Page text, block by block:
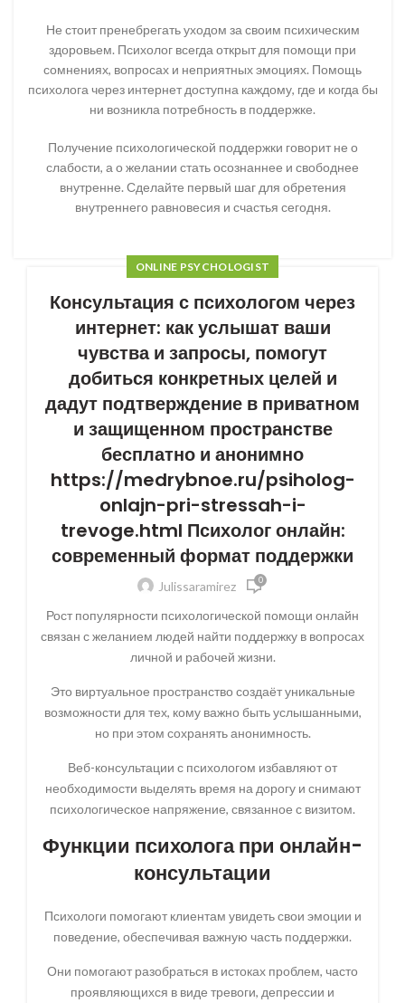
Не стоит пренебрегать уходом за своим психическим
здоровьем. Психолог всегда открыт для помощи при
сомнениях, вопросах и неприятных эмоциях. Помощь
психолога через интернет доступна каждому, где и когда бы
ни возникла потребность в поддержке.
Получение психологической поддержки говорит не о
слабости, а о желании стать осознаннее и свободнее
внутренне. Сделайте первый шаг для обретения
внутреннего равновесия и счастья сегодня.
ONLINE PSYCHOLOGIST
Консультация с психологом через
интернет: как услышат ваши
чувства и запросы, помогут
добиться конкретных целей и
дадут подтверждение в приватном
и защищенном пространстве
бесплатно и анонимно
https://medrybnoe.ru/psiholog-
onlajn-pri-stressah-i-
trevoge.html Психолог онлайн:
современный формат поддержки
Julissaramirez 0
Рост популярности психологической помощи онлайн
связан с желанием людей найти поддержку в вопросах
личной и рабочей жизни.
Это виртуальное пространство создаёт уникальные
возможности для тех, кому важно быть услышанными,
но при этом сохранять анонимность.
Веб-консультации с психологом избавляют от
необходимости выделять время на дорогу и снимают
психологическое напряжение, связанное с визитом.
Функции психолога при онлайн-
консультации
Психологи помогают клиентам увидеть свои эмоции и
поведение, обеспечивая важную часть поддержки.
Они помогают разобраться в истоках проблем, часто
проявляющихся в виде тревоги, депрессии и